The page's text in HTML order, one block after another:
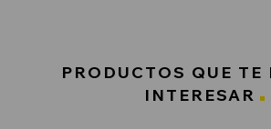
PRODUCTOS QUE TE
INTERESAR